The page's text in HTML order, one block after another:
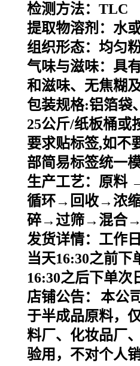
检测方法：TLC
提取物溶剂：水
组织形态：均匀
气味与滋味：具
和滋味、无焦糊
包装规格:铝箔袋
25公斤/纸板桶或
要求贴标签,如不
部简易标签统一
生产工艺：原料
循环→回收→浓
碎→过筛→混合
发货详情：工作
当天16:30之前下
16:30之后下单次
店铺公告：
本公
于半成品原料，
料厂、化妆品厂
验用，不对个人